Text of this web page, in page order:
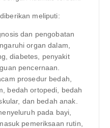
meliputi:
dan pengobatan
organ dalam,
diabetes, penyakit
pencernaan.
prosedur bedah,
bedah ortopedi, bedah
dan bedah anak.
pada bayi,
pemeriksaan rutin,